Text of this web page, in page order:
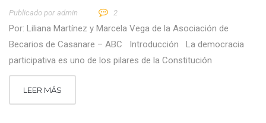
Publicado por Admin 2
Por: Liliana Martínez y Marcela Vega de la Asociación de
Becarios de Casanare – ABC Introducción La democracia
participativa es uno de los pilares de la Constitución
LEER MÁS